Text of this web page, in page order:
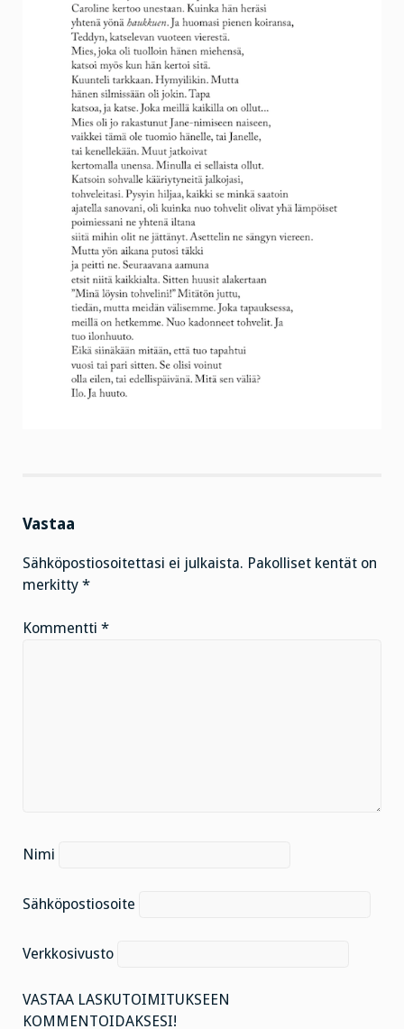
Vastaa
Sähköpostiosoitettasi ei julkaista. Pakolliset kentät on
merkitty *
Kommentti *
Nimi
Sähköpostiosoite
Verkkosivusto
VASTAA LASKUTOIMITUKSEEN
KOMMENTOIDAKSESI!